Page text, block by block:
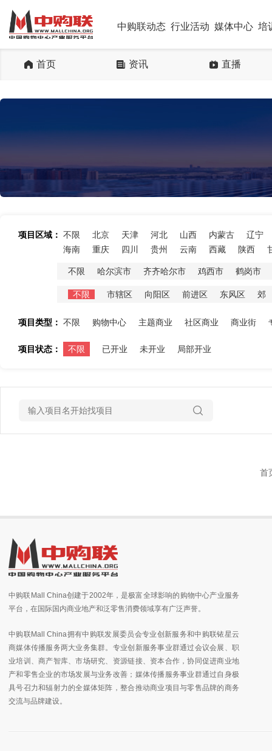
中购联动态 行业活动 媒体中心 培
首页 资讯 直播
项目区域： 不限 北京 天津 河北 山西 内蒙古
辽宁
海南
重庆 四川 贵州 云南 西藏 陕西
不限 哈尔滨市 齐齐哈尔市 鸡西市 鹤岗市
不限 市辖区 向阳区 前进区 东风区 郊
项目类型： 不限 购物中心 主题商业 社区商业 商业街
项目状态： 不限 已开业 未开业 局部开业
首
中购联Mall China创建于2002年，是极富全球影响的购物中心产业服务
平台，在国际国内商业地产和泛零售消费领域享有广泛声誉。
中购联Mall China拥有中购联发展委员会专业创新服务和中购联铱星云
商媒体传播服务两大业务集群。专业创新服务事业群通过会议会展、职
业培训、商产智库、市场研究、资源链接、资本合作，协同促进商业地
产和零售企业的市场发展与业务改善；媒体传播服务事业群通过自身极
具号召力和辐射力的全媒体矩阵，整合推动商业项目与零售品牌的商务
交流与品牌建设。